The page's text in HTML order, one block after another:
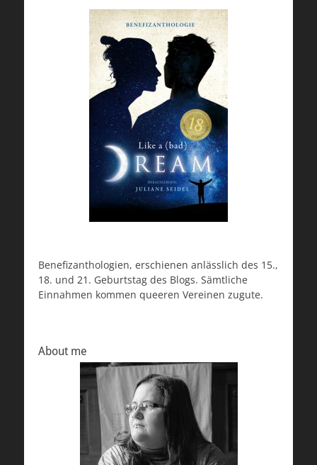
Benefizanthologien, erschienen anlässlich des 15.,
18. und 21. Geburtstag des Blogs. Sämtliche
Einnahmen kommen queeren Vereinen zugute.
About me